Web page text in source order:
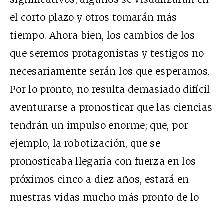
el corto plazo y otros tomarán más
tiempo. Ahora bien, los cambios de los
que seremos protagonistas y testigos no
necesariamente serán los que esperamos.
Por lo pronto, no resulta demasiado difícil
aventurarse a pronosticar que las ciencias
tendrán un impulso enorme; que, por
ejemplo, la robotización, que se
pronosticaba llegaría con fuerza en los
próximos cinco a diez años, estará en
nuestras vidas mucho más pronto de lo